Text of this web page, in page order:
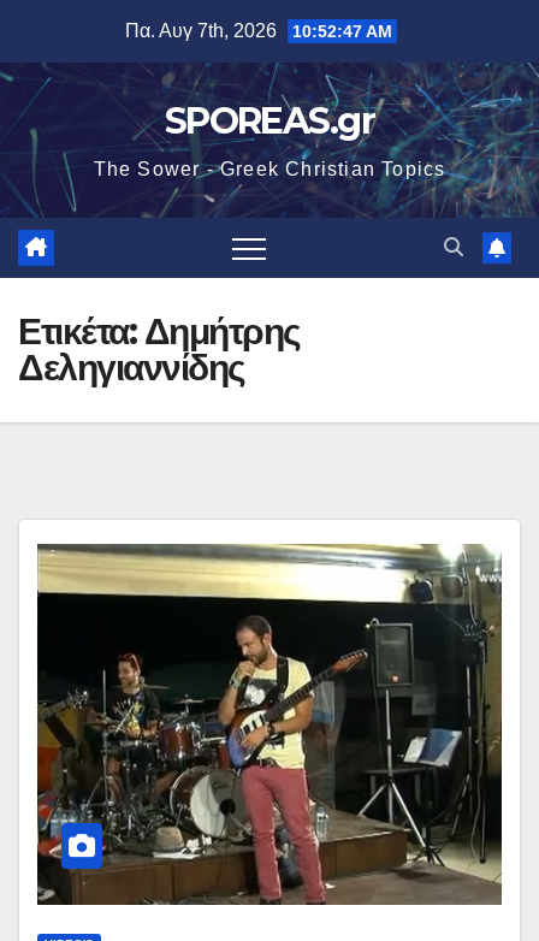
περιεχόμενο
Πα. Αυγ 7th, 2026 10:52:47 AM
SPOREAS.gr
The Sower - Greek Christian Topics
Ετικέτα:Δημήτρης
Δεληγιαννίδης